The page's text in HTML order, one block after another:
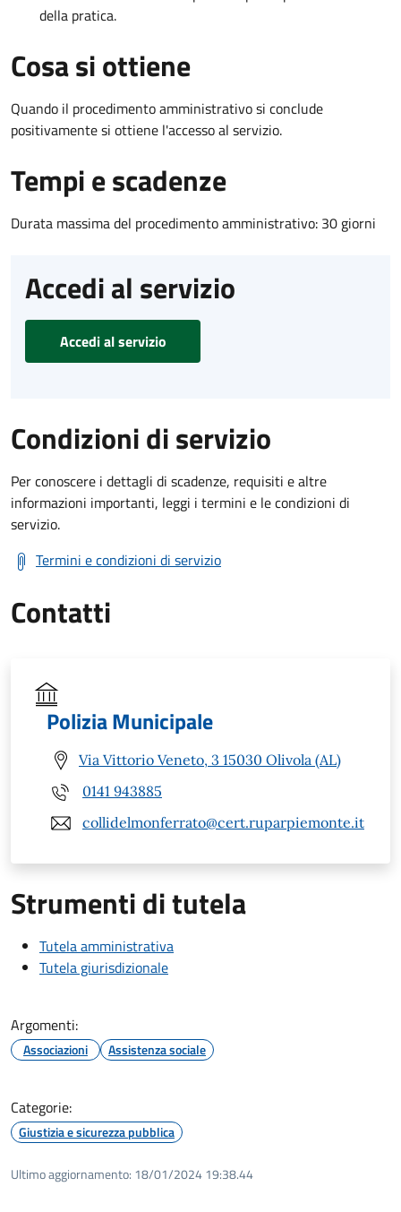
della pratica.
Cosa si ottiene
Quando il procedimento amministrativo si conclude
positivamente si ottiene l'accesso al servizio.
Tempi e scadenze
Durata massima del procedimento amministrativo: 30 giorni
Accedi al servizio
Accedi al servizio
Condizioni di servizio
Per conoscere i dettagli di scadenze, requisiti e altre
informazioni importanti, leggi i termini e le condizioni di
servizio.
Termini e condizioni di servizio
Contatti
Polizia Municipale
Via Vittorio Veneto, 3 15030 Olivola (AL)
0141 943885
collidelmonferrato@cert.ruparpiemonte.it
Strumenti di tutela
Tutela amministrativa
Tutela giurisdizionale
Argomenti:
Associazioni Assistenza sociale
Categorie:
Giustizia e sicurezza pubblica
Ultimo aggiornamento: 18/01/2024 19:38.44